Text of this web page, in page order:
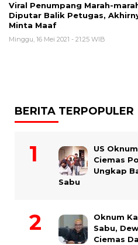
Viral Penumpang Marah-
Diputar Balik Petugas,
Minta Maaf
Minggu, 16 Mei 2021 - 21:25 WIB
BERITA TERPOPULER
US
Ciemas
Ungkap
Sabu
Oknum
Sabu,
Ciemas